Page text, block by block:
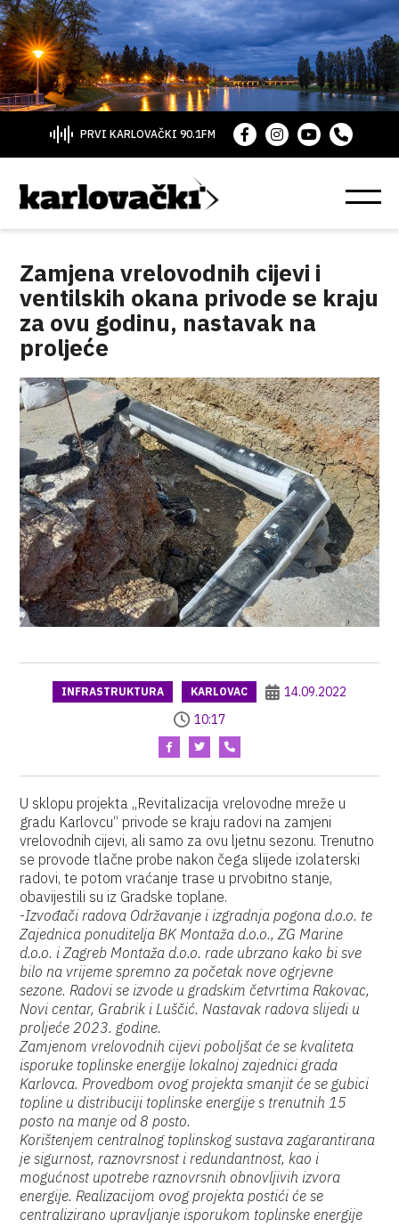
PRVI KARLOVAČKI 90.1FM
Zamjena vrelovodnih cijevi i
ventilskih okana privode se kraju
za ovu godinu, nastavak na
proljeće
INFRASTRUKTURA KARLOVAC
14.09.2022
10:17
U sklopu projekta „Revitalizacija vrelovodne mreže u
gradu Karlovcu“ privode se kraju radovi na zamjeni
vrelovodnih cijevi, ali samo za ovu ljetnu sezonu. Trenutno
se provode tlačne probe nakon čega slijede izolaterski
radovi, te potom vraćanje trase u prvobitno stanje,
obavijestili su iz Gradske toplane.
-Izvođači radova Održavanje i izgradnja pogona d.o.o. te
Zajednica ponuditelja BK Montaža d.o.o., ZG Marine
d.o.o. i Zagreb Montaža d.o.o. rade ubrzano kako bi sve
bilo na vrijeme spremno za početak nove ogrjevne
sezone. Radovi se izvode u gradskim četvrtima Rakovac,
Novi centar, Grabrik i Luščić. Nastavak radova slijedi u
proljeće 2023. godine.
Zamjenom vrelovodnih cijevi poboljšat će se kvaliteta
isporuke toplinske energije lokalnoj zajednici grada
Karlovca. Provedbom ovog projekta smanjit će se gubici
topline u distribuciji toplinske energije s trenutnih 15
posto na manje od 8 posto.
Korištenjem centralnog toplinskog sustava zagarantirana
je sigurnost, raznovrsnost i redundantnost, kao i
mogućnost upotrebe raznovrsnih obnovljivih izvora
energije. Realizacijom ovog projekta postići će se
centralizirano upravljanje isporukom toplinske energije